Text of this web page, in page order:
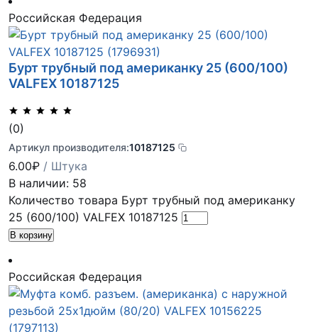
Российская Федерация
Бурт трубный под американку 25 (600/100)
VALFEX 10187125
(0)
Артикул производителя:10187125
6.00₽ / Штука
В наличии: 58
Количество товара Бурт трубный под американку
25 (600/100) VALFEX 10187125
В корзину
Российская Федерация